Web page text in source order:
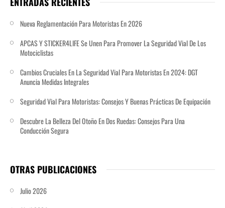
Nueva Reglamentación Para Motoristas En 2026
APCAS Y STICKER4LIFE Se Unen Para Promover La Seguridad Vial De Los
Motociclistas
Cambios Cruciales En La Seguridad Vial Para Motoristas En 2024: DGT
Anuncia Medidas Integrales
Seguridad Vial Para Motoristas: Consejos Y Buenas Prácticas​ De Equipación
Descubre La Belleza Del Otoño En Dos Ruedas: Consejos Para Una
Conducción Segura
OTRAS PUBLICACIONES
Julio 2026